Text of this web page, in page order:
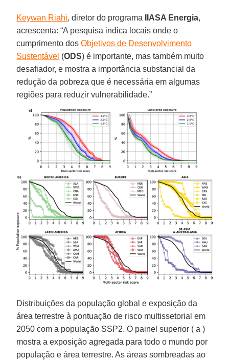
Keywan Riahi, diretor do programa IIASA Energia,
acrescenta: “A pesquisa indica locais onde o
cumprimento dosObjetivos de Desenvolvimento
Sustentável (ODS) é importante, mas também muito
desafiador, e mostra a importância substancial da
redução da pobreza que é necessária em algumas
regiões para reduzir vulnerabilidade.”
Distribuições da população global e exposição da
área terrestre à pontuação de risco multissetorial em
2050 com a população SSP2. O painel superior ( a )
mostra a exposição agregada para todo o mundo por
população e área terrestre. As áreas sombreadas ao